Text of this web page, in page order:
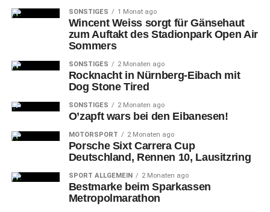
SONSTIGES 1 Monat ago
Wincent Weiss sorgt für Gänsehaut
zum Auftakt des Stadionpark Open Air
Sommers
SONSTIGES 2 Monaten ago
Rocknacht in Nürnberg-Eibach mit
Dog Stone Tired
SONSTIGES 2 Monaten ago
O’zapft wars bei den Eibanesen!
MOTORSPORT 2 Monaten ago
Porsche Sixt Carrera Cup
Deutschland, Rennen 10, Lausitzring
SPORT ALLGEMEIN 2 Monaten ago
Bestmarke beim Sparkassen
Metropolmarathon